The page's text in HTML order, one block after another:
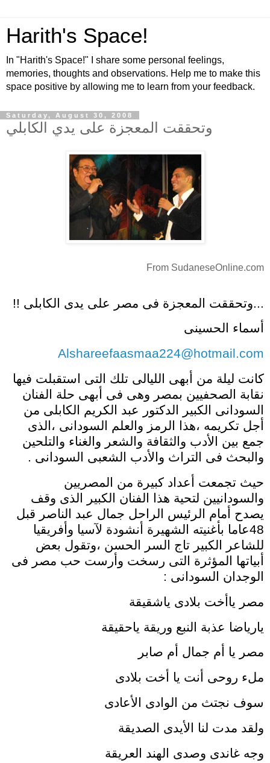
Harith's Space!
In "Harith's Space!" I share some personal feelings,
memories, thoughts and observations. Help me to make this
space positive by allowing me to learn from your feedback.
Saturday, August 30, 2008
وتحققت المعجزة على يدي الكابلي
From SudaneseOnline.com
...وتحققت المعجزة فى مصر على يدى الكابلى !!
أسماء الحسينى
Alshareefaasmaa224@hotmail.com
كانت ليلة من أبهى الليالى تلك التى استقبلت فيها
نقابة الصحفيين بمصر وهى فى أبهى حلة الفنان
السودانى الكبير الدكتور عبد الكريم الكابلى من
أجل تكريمه ،هذا الرمز والعلم السودانى ،الذى
جمع بين الأدب والثقافة والشعر والغناء والتلحين
والبحث فى التراث والأدب الشعبى السودانى .
حيث تجمعت أعداد كبيرة من المصريين
والسودانيين لتحية هذا الفنان الكبير الذى وقف
يصدح أمام الرئيس الراحل جمال عبد الناصر قبل
48عاما بأغنيته الشهيرة أنشودة لآسيا وأفريقيا
للشاعر الكبير تاج السر الحسن ،وتقول بعض
أبياتها المؤثرة التى رسخت وأرست حب مصر فى
الوجدان السودانى :
مصر ياأخت بلادى ياشقيقة
يارياضا عذبة النبع وريقة ياحقيقة
مصر يا أم جمال أم صابر
ملء روحى أنت يا أخت بلادى
سوف نجتث من الوادى الأعادى
ولقد مدت لنا الأيدى الصديقة
وجه غاندى وصدى الهند العريقة